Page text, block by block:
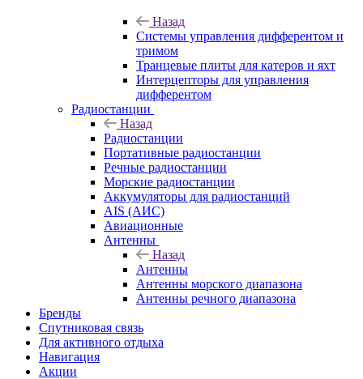
Назад
Системы управления дифферентом и
тримом
Транцевые плиты для катеров и яхт
Интерцепторы для управления
дифферентом
Радиостанции
Назад
Радиостанции
Портативные радиостанции
Речные радиостанции
Морские радиостанции
Аккумуляторы для радиостанций
AIS (АИС)
Авиационные
Антенны
Назад
Антенны
Антенны морского диапазона
Антенны речного диапазона
Бренды
Спутниковая связь
Для активного отдыха
Навигация
Акции